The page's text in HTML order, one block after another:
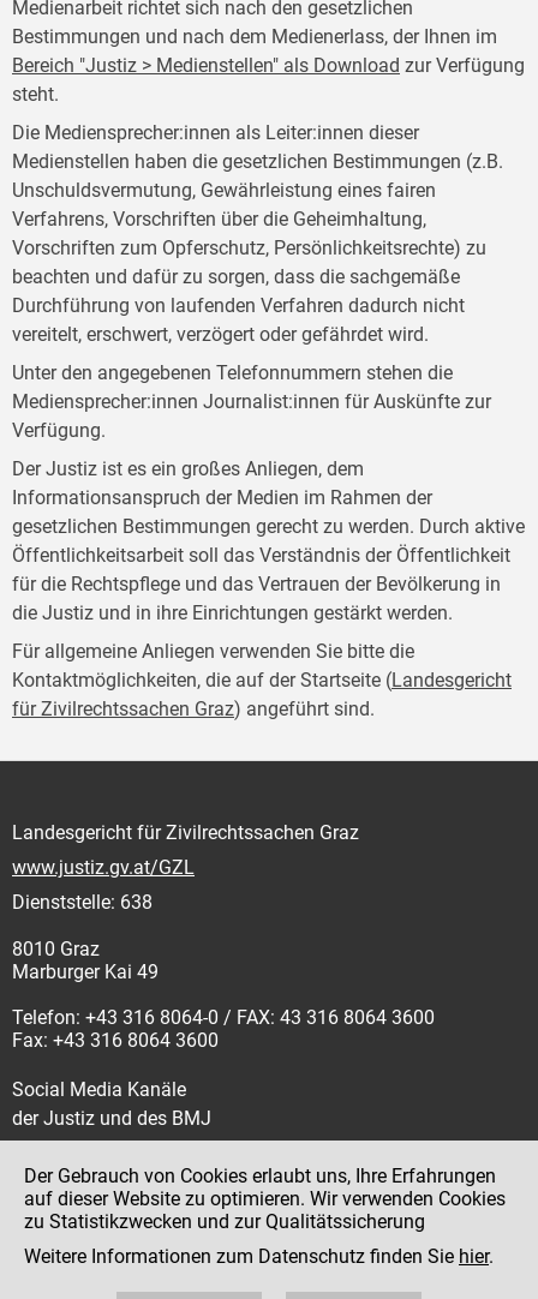
Medienarbeit richtet sich nach den gesetzlichen
Bestimmungen und nach dem Medienerlass, der Ihnen im
Bereich "Justiz > Medienstellen" als Download zur Verfügung
steht.
Die Mediensprecher:innen als Leiter:innen dieser
Medienstellen haben die gesetzlichen Bestimmungen (z.B.
Unschuldsvermutung, Gewährleistung eines fairen
Verfahrens, Vorschriften über die Geheimhaltung,
Vorschriften zum Opferschutz, Persönlichkeitsrechte) zu
beachten und dafür zu sorgen, dass die sachgemäße
Durchführung von laufenden Verfahren dadurch nicht
vereitelt, erschwert, verzögert oder gefährdet wird.
Unter den angegebenen Telefonnummern stehen die
Mediensprecher:innen Journalist:innen für Auskünfte zur
Verfügung.
Der Justiz ist es ein großes Anliegen, dem
Informationsanspruch der Medien im Rahmen der
gesetzlichen Bestimmungen gerecht zu werden. Durch aktive
Öffentlichkeitsarbeit soll das Verständnis der Öffentlichkeit
für die Rechtspflege und das Vertrauen der Bevölkerung in
die Justiz und in ihre Einrichtungen gestärkt werden.
Für allgemeine Anliegen verwenden Sie bitte die
Kontaktmöglichkeiten, die auf der Startseite (Landesgericht
für Zivilrechtssachen Graz) angeführt sind.
Landesgericht für Zivilrechtssachen Graz
www.justiz.gv.at/GZL
Dienststelle: 638
8010 Graz
Marburger Kai 49
Telefon: +43 316 8064-0 / FAX: 43 316 8064 3600
Fax: +43 316 8064 3600
Social Media Kanäle
der Justiz und des BMJ
Impressum
Datenschutz
Der Gebrauch von Cookies erlaubt uns, Ihre Erfahrungen
auf dieser Website zu optimieren. Wir verwenden Cookies
zu Statistikzwecken und zur Qualitätssicherung
Weitere Informationen zum Datenschutz finden Sie hier.